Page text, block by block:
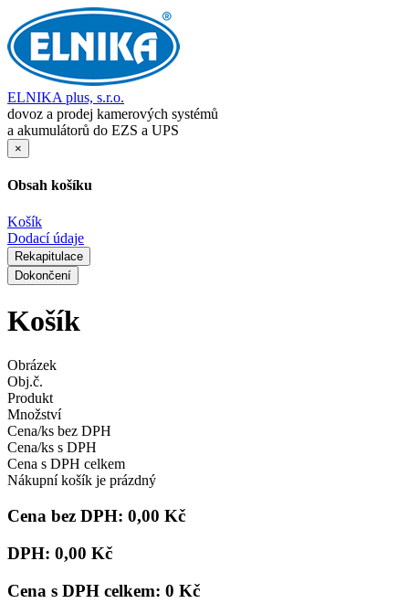
ELNIKA plus, s.r.o.
dovoz a prodej kamerových systémů
a akumulátorů do EZS a UPS
×
Obsah košíku
Košík
Dodací údaje
Rekapitulace
Dokončení
Košík
Obrázek
Obj.č.
Produkt
Množství
Cena/ks bez DPH
Cena/ks s DPH
Cena s DPH celkem
Nákupní košík je prázdný
Cena bez DPH: 0,00 Kč
DPH: 0,00 Kč
Cena s DPH celkem: 0 Kč